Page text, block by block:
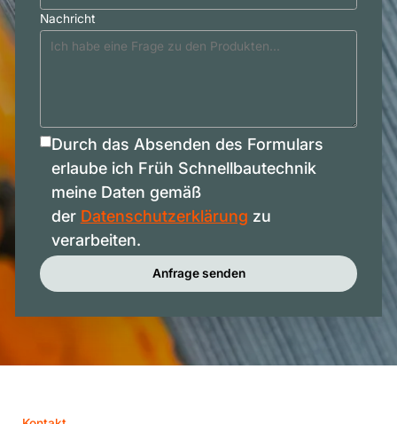
Nachricht
Durch das Absenden des Formulars
erlaube ich Früh Schnellbautechnik
meine Daten gemäß
der Datenschutzerklärung zu
verarbeiten.
Anfrage senden